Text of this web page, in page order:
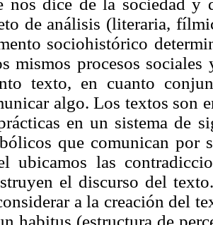
de análisis (literaria,
sociohistórico
mismos procesos
texto, en cuanto
algo. Los textos son
en un sistema de
que comunican por
ubicamos las
el discurso del
a la creación del
habitus (estructura de